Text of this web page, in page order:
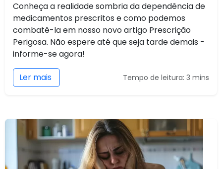
Conheça a realidade sombria da dependência de
medicamentos prescritos e como podemos
combatê-la em nosso novo artigo Prescrição
Perigosa. Não espere até que seja tarde demais -
informe-se agora!
Ler mais Tempo de leitura: 3 mins